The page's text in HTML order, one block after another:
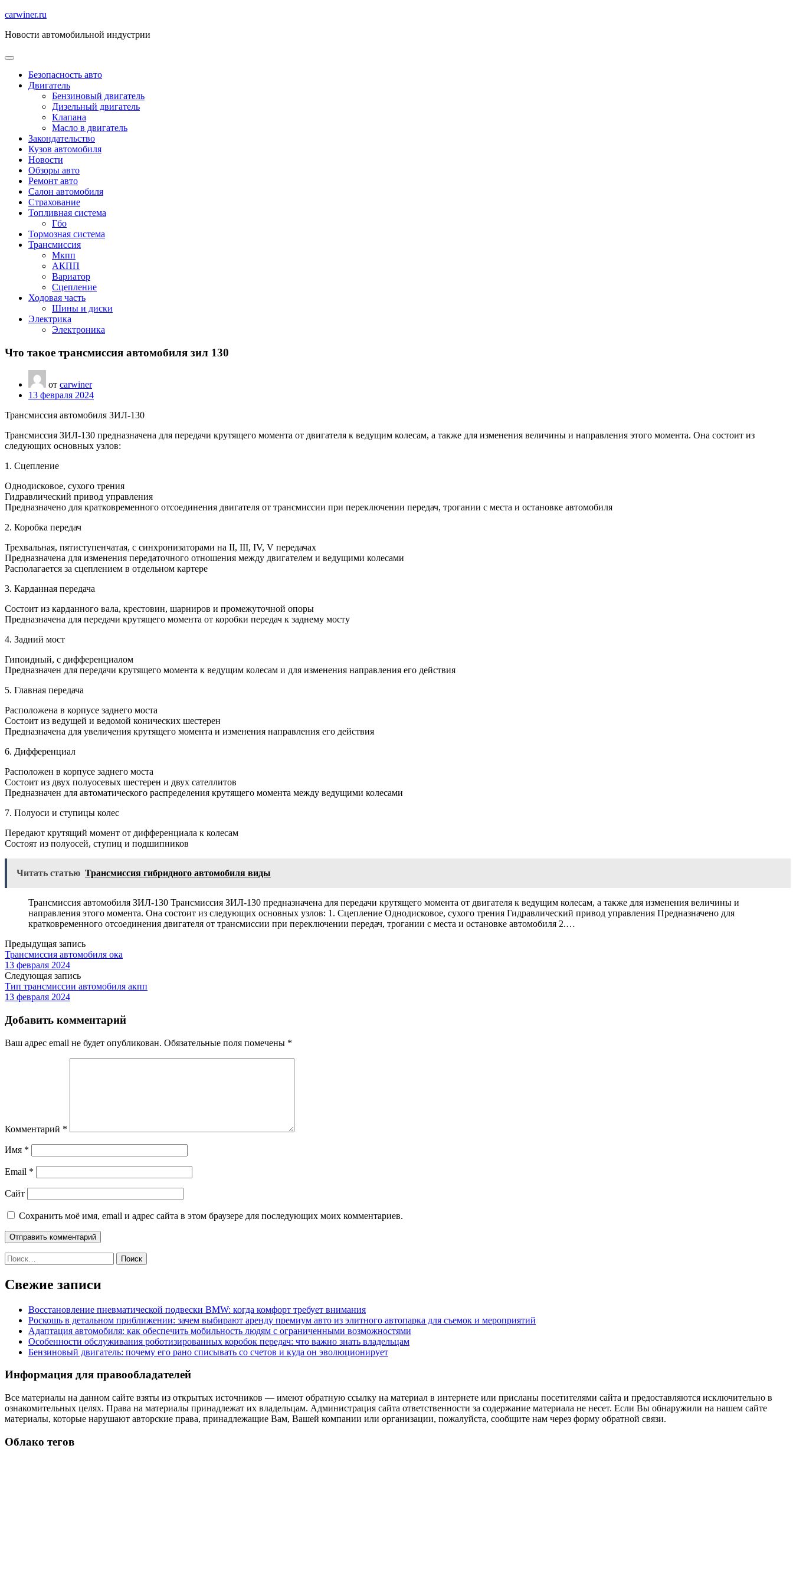
Перейти
содержимому
carwiner.ru
Новости автомобильной индустрии
Безопасность авто
Двигатель
Бензиновый двигатель
Дизельный двигатель
Клапана
Масло в двигатель
Закондательство
Кузов автомобиля
Новости
Обзоры авто
Ремонт авто
Салон автомобиля
Страхование
Топливная система
Гбо
Тормозная система
Трансмиссия
Мкпп
АКПП
Вариатор
Сцепление
Ходовая часть
Шины и диски
Электрика
Электроника
Что такое трансмиссия автомобиля зил 130
от carwiner
13 февраля 2024
Трансмиссия автомобиля ЗИЛ-130
Трансмиссия ЗИЛ-130 предназначена для передачи крутящего момента от двигателя к ведущим колесам, а также для изменения величины и направления этого момента. Она состоит из
следующих основных узлов:
1. Сцепление
Однодисковое, сухого трения
Гидравлический привод управления
Предназначено для кратковременного отсоединения двигателя от трансмиссии при переключении передач, трогании с места и остановке автомобиля
2. Коробка передач
Трехвальная, пятиступенчатая, с синхронизаторами на II, III, IV, V передачах
Предназначена для изменения передаточного отношения между двигателем и ведущими колесами
Располагается за сцеплением в отдельном картере
3. Карданная передача
Состоит из карданного вала, крестовин, шарниров и промежуточной опоры
Предназначена для передачи крутящего момента от коробки передач к заднему мосту
4. Задний мост
Гипоидный, с дифференциалом
Предназначен для передачи крутящего момента к ведущим колесам и для изменения направления его действия
5. Главная передача
Расположена в корпусе заднего моста
Состоит из ведущей и ведомой конических шестерен
Предназначена для увеличения крутящего момента и изменения направления его действия
6. Дифференциал
Расположен в корпусе заднего моста
Состоит из двух полуосевых шестерен и двух сателлитов
Предназначен для автоматического распределения крутящего момента между ведущими колесами
7. Полуоси и ступицы колес
Передают крутящий момент от дифференциала к колесам
Состоят из полуосей, ступиц и подшипников
Читать статью Трансмиссия гибридного автомобиля виды
Трансмиссия автомобиля ЗИЛ-130 Трансмиссия ЗИЛ-130 предназначена для передачи крутящего момента от двигателя к ведущим колесам, а также для изменения величины и
направления этого момента. Она состоит из следующих основных узлов: 1. Сцепление Однодисковое, сухого трения Гидравлический привод управления Предназначено для
кратковременного отсоединения двигателя от трансмиссии при переключении передач, трогании с места и остановке автомобиля 2.…
Предыдущая запись
Трансмиссия автомобиля ока
13 февраля 2024
Следующая запись
Тип трансмиссии автомобиля акпп
13 февраля 2024
Добавить комментарий
Ваш адрес email не будет опубликован. Обязательные поля помечены *
Комментарий *
Имя *
Email *
Сайт
Сохранить моё имя, email и адрес сайта в этом браузере для последующих моих комментариев.
Найти:
Свежие записи
Восстановление пневматической подвески BMW: когда комфорт требует внимания
Роскошь в детальном приближении: зачем выбирают аренду премиум авто из элитного автопарка для съемок и мероприятий
Адаптация автомобиля: как обеспечить мобильность людям с ограниченными возможностями
Особенности обслуживания роботизированных коробок передач: что важно знать владельцам
Бензиновый двигатель: почему его рано списывать со счетов и куда он эволюционирует
Информация для правообладателей
Все материалы на данном сайте взяты из открытых источников — имеют обратную ссылку на материал в интернете или присланы посетителями сайта и предоставляются исключительно в
ознакомительных целях. Права на материалы принадлежат их владельцам. Администрация сайта ответственности за содержание материала не несет. Если Вы обнаружили на нашем сайте
материалы, которые нарушают авторские права, принадлежащие Вам, Вашей компании или организации, пожалуйста, сообщите нам через форму обратной связи.
Облако тегов